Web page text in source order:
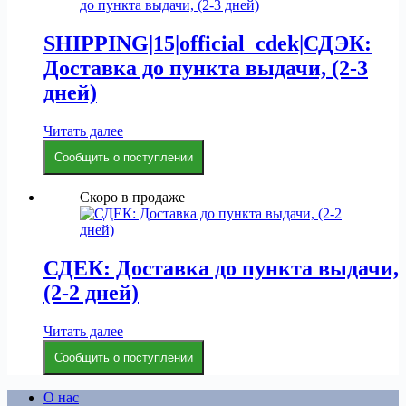
SHIPPING|15|official_cdek|СДЭК:
Доставка до пункта выдачи, (2-3
дней)
Читать далее
Сообщить о поступлении
Скоро в продаже
СДЕК: Доставка до пункта выдачи,
(2-2 дней)
Читать далее
Сообщить о поступлении
О нас